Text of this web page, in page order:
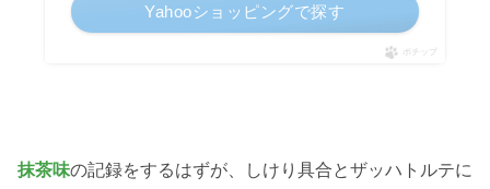
Yahooショッピングで探す
ポチップ
抹茶味の記録をするはずが、しけり具合とザッハトルテに